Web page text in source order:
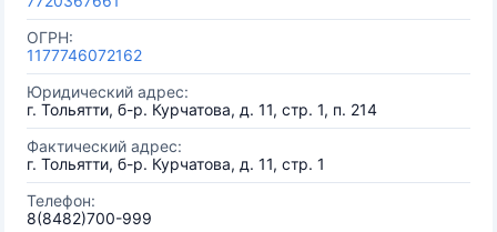
ОГРН:
1177746072162
Юридический адрес:
г. Тольятти, б-р. Курчатова, д. 11, стр. 1, п. 214
Фактический адрес:
г. Тольятти, б-р. Курчатова, д. 11, стр. 1
Телефон:
8(8482)700-999